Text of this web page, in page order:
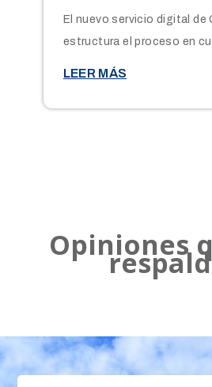
El nuevo servicio digital
estructura el proceso en
LEER MÁS
Opiniones